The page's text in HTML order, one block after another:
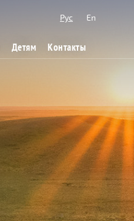
Рус En
Детям Контакты